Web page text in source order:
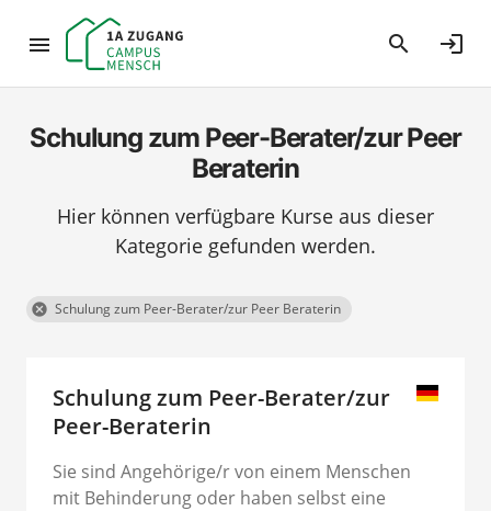
search login
Schulung zum Peer-Berater/zur Peer
Beraterin
Hier können verfügbare Kurse aus dieser
Kategorie gefunden werden.
cancel Schulung zum Peer-Berater/zur Peer Beraterin
Schulung zum Peer-Berater/zur
Peer-Beraterin
Sie sind Angehörige/r von einem Menschen
mit Behinderung oder haben selbst eine